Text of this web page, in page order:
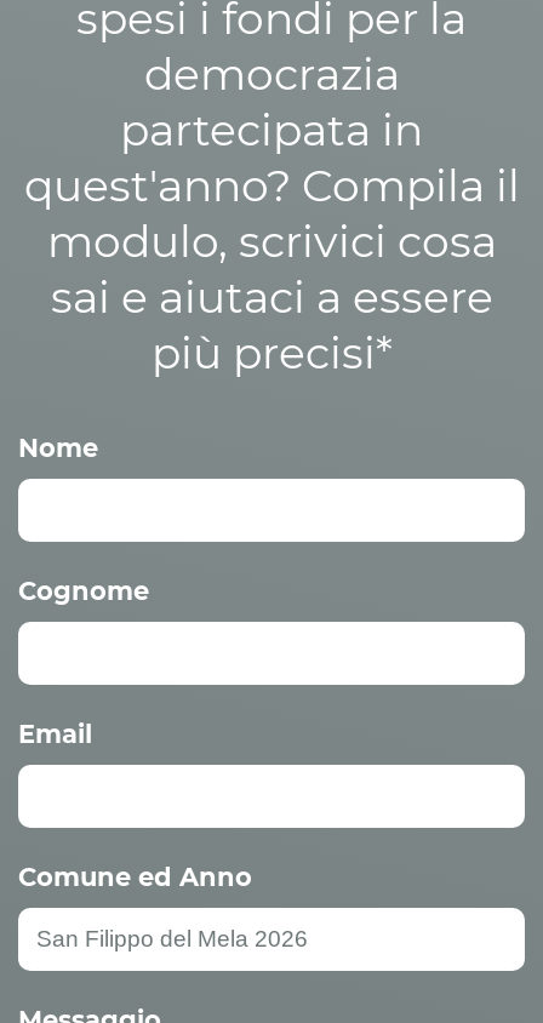
spesi i fondi per la
democrazia
partecipata in
quest'anno? Compila il
modulo, scrivici cosa
sai e aiutaci a essere
più precisi*
Nome
Cognome
Email
Comune ed Anno